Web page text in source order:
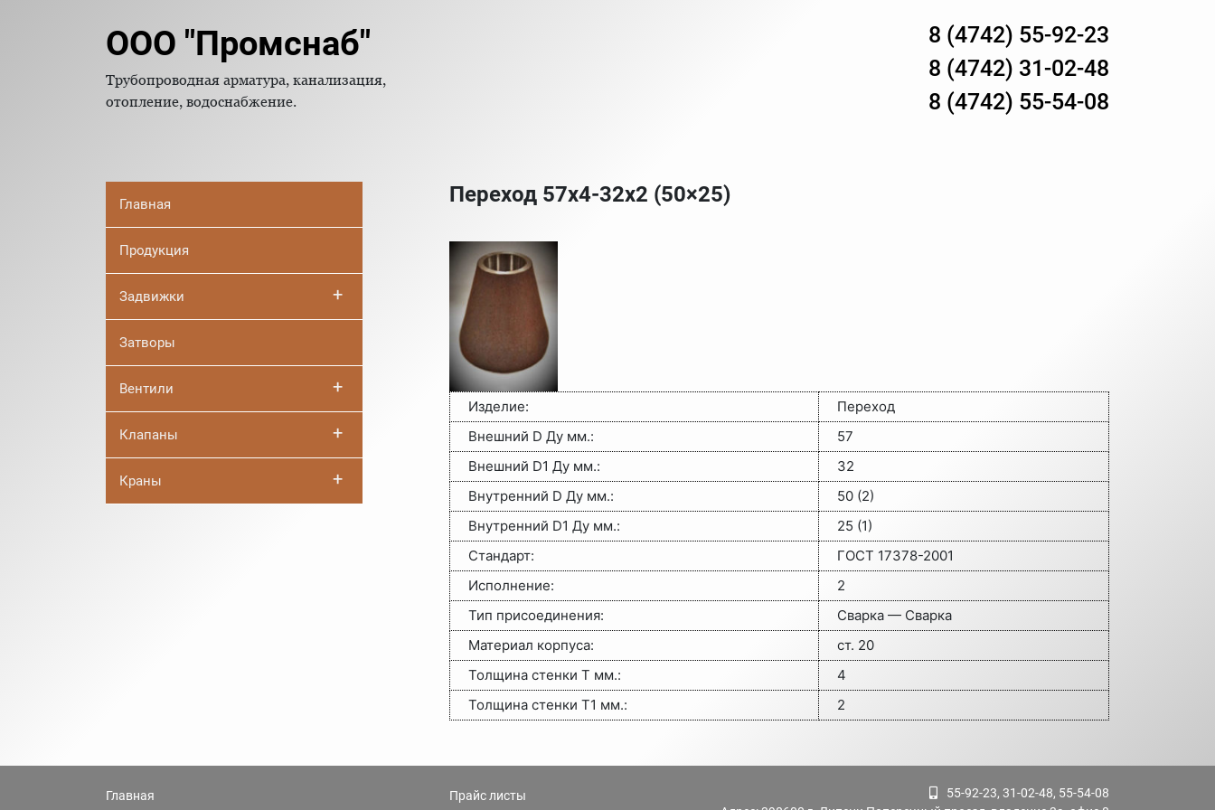
ООО "Промснаб"
Трубопроводная арматура, канализация,
отопление, водоснабжение.
8 (4742) 55-92-23
8 (4742) 31-02-48
8 (4742) 55-54-08
Главная
Продукция
Задвижки +
Затворы
Вентили +
Клапаны +
Краны +
Переход 57х4-32х2 (50×25)
Изделие:
Переход
Внешний D Ду мм.:
57
Внешний D1 Ду мм.:
32
Внутренний D Ду мм.:
50 (2)
Внутренний D1 Ду мм.:
25 (1)
Стандарт:
ГОСТ 17378-2001
Исполнение:
2
Тип присоединения:
Сварка — Сварка
Материал корпуса:
ст. 20
Толщина стенки Т мм.:
4
Толщина стенки Т1 мм.:
2
Главная
Прайс листы
55-92-23, 31-02-48, 55-54-08